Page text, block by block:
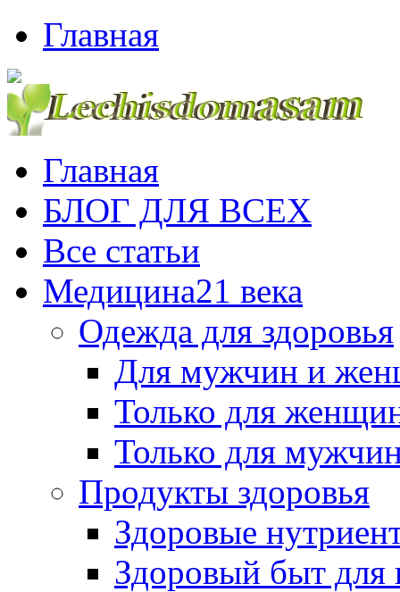
Главная
Главная
БЛОГ ДЛЯ ВСЕХ
Все статьи
Медицина21 века
Одежда для здоровья
Для мужчин и
Только для
Только для
Продукты здоровья
Здоровые
Здоровый быт для